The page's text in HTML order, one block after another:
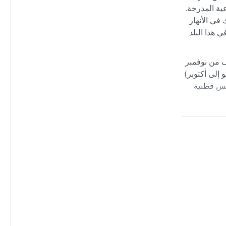
المدرجة.
الأنهار
هذا البلد
من نوفمبر
إلى أكتوبر)
يتجاوز 2000 ملم. ينصح بحزم ملابس قطنية
العالية